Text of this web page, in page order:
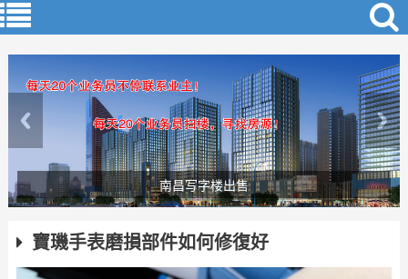
南昌写字楼出售
​寶璣手表磨損部件如何修復好